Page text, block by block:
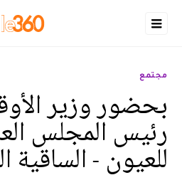
مجتمع
بحضور وزير
رئيس المجلس
للعيون - الساقية